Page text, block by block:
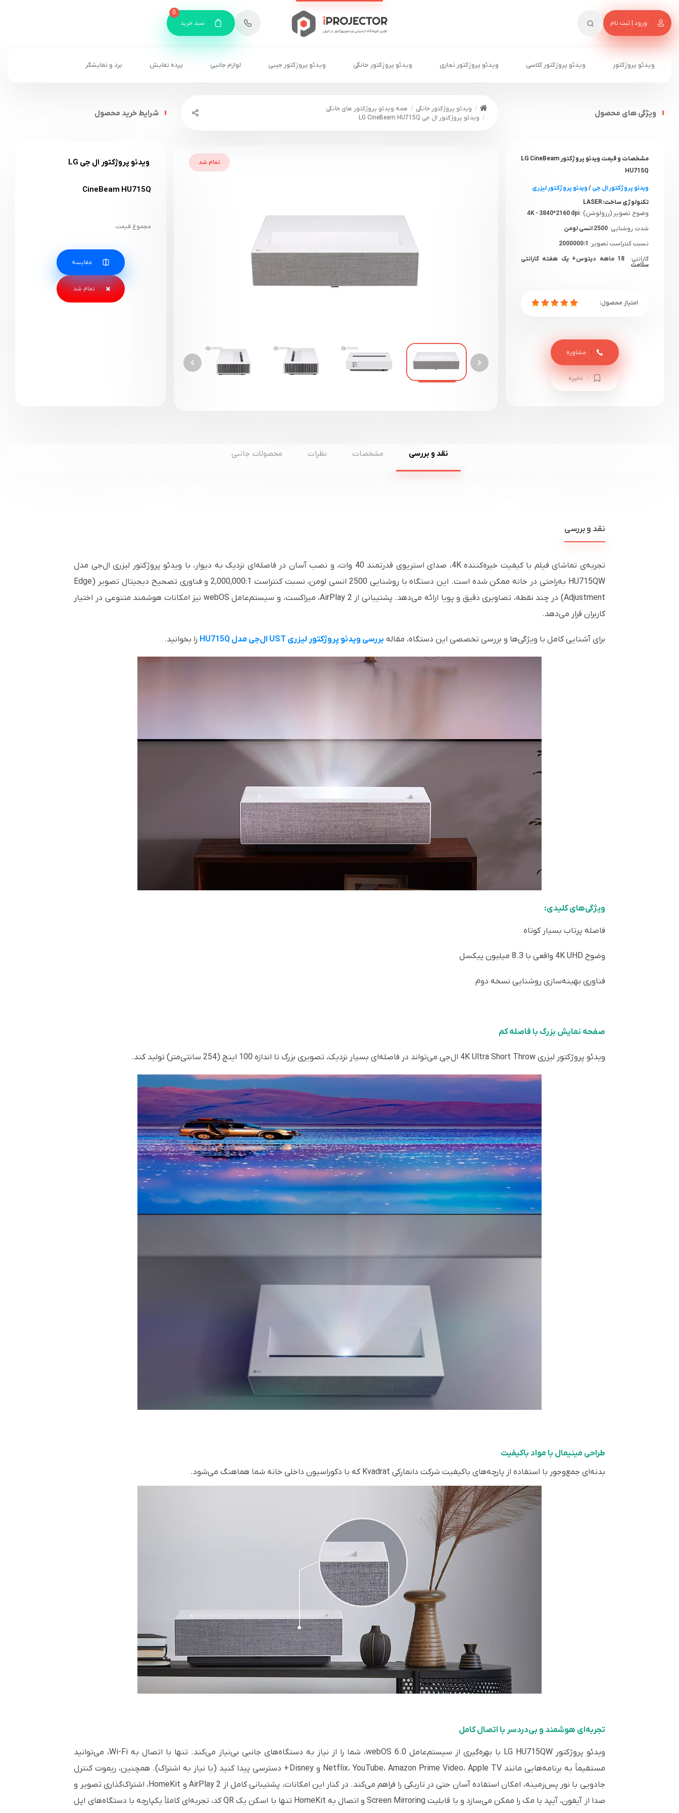
ورود | ثبت نام
8
سبد خرید
0
ویدئو پروژکتور ویدئو پروژکتور کلاسی ویدئو پروژکتور تجاری ویدئو پروژکتور خانگی ویدئو پروژکتور جیبی لوازم جانبی پرده نمایش برد و نمایشگر
ویدئو پروژکتور خانگی
همه ویدئو پروژکتور های خانگی
ویدئو پروژکتور ال جی LG CineBeam HU715Q
تمام شد
شرایط خرید محصول
ویدئو پروژکتور ال جی LG
CineBeam HU715Q
مجموع قیمت
مقایسه
ویژگی های محصول
مشخصات و قیمت ویدئو پروژکتور LG CineBeam
HU715Q
ویدئو پروژکتور ال جی/ویدئو پروژکتور لیزری
تکنولوژی ساخت:LASER
وضوح تصویر (رزولوشن) :
شدت روشنایی: 2500 انسی لومن
نسبت کنتراست تصویر:
گارانتی:
18 ماهه دیتوس+ یک هفته گارانتی
سلامت
ذخیره
مشاوره
نقد و بررسی مشخصات نظرات محصولات جانبی
نقد و بررسی
تجربه‌ی تماشای فیلم با کیفیت خیره‌کننده 4K، صدای استریوی قدرتمند 40 وات، و نصب آسان در فاصله‌ای نزدیک به دیوار، با ویدئو پروژکتور لیزری ال‌جی مدل
HU715QW به‌راحتی در خانه ممکن شده است. این دستگاه با روشنایی 2500 انسی لومن، نسبت کنتراست 2,000,000:1 و فناوری تصحیح دیجیتال تصویر (Edge
Adjustment) در چند نقطه، تصاویری دقیق و پویا ارائه می‌دهد. پشتیبانی از AirPlay 2، میراکست، و سیستم‌عامل webOS نیز امکانات هوشمند متنوعی در اختیار
کاربران قرار می‌دهد.
برای آشنایی کامل با ویژگی‌ها و بررسی تخصصی این دستگاه، مقاله بررسی ویدئو پروژکتور لیزری UST ال‌جی مدل HU715Q را بخوانید.
ویژگی‌های کلیدی:
فاصله پرتاب بسیار کوتاه
وضوح 4K UHD واقعی با 8.3 میلیون پیکسل
فناوری بهینه‌سازی روشنایی نسخه دوم
صفحه نمایش بزرگ با فاصله کم
ویدئو پروژکتور لیزری 4K Ultra Short Throw ال‌جی می‌تواند در فاصله‌ای بسیار نزدیک، تصویری بزرگ تا اندازه 100 اینچ (254 سانتی‌متر) تولید کند.
طراحی مینیمال با مواد باکیفیت
بدنه‌ای جمع‌وجور با استفاده از پارچه‌های باکیفیت شرکت دانمارکی Kvadrat که با دکوراسیون داخلی خانه شما هماهنگ می‌شود.
تجربه‌ای هوشمند و بی‌دردسر با اتصال کامل
ویدئو پروژکتور LG HU715QW با بهره‌گیری از سیستم‌عامل webOS 6.0، شما را از نیاز به دستگاه‌های جانبی بی‌نیاز می‌کند. تنها با اتصال به Wi-Fi، می‌توانید
مستقیماً به برنامه‌هایی مانند Netflix، YouTube، Amazon Prime Video، Apple TV و Disney+ دسترسی پیدا کنید (با نیاز به اشتراک). همچنین، ریموت کنترل
جادویی با نور پس‌زمینه، امکان استفاده آسان حتی در تاریکی را فراهم می‌کند. در کنار این امکانات، پشتیبانی کامل از AirPlay 2 و HomeKit، اشتراک‌گذاری تصویر و
صدا از آیفون، آیپد یا مک را ممکن می‌سازد و با قابلیت Screen Mirroring و اتصال به HomeKit تنها با اسکن یک QR کد، تجربه‌ای کاملاً یکپارچه با دستگاه‌های اپل